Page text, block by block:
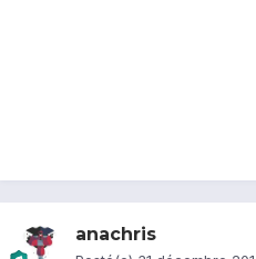
anachris